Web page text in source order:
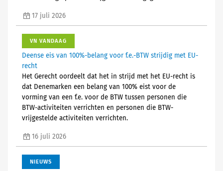
17 juli 2026
VN VANDAAG
Deense eis van 100%-belang voor f.e.-BTW strijdig met EU-
recht
Het Gerecht oordeelt dat het in strijd met het EU-recht is
dat Denemarken een belang van 100% eist voor de
vorming van een f.e. voor de BTW tussen personen die
BTW-activiteiten verrichten en personen die BTW-
vrijgestelde activiteiten verrichten.
16 juli 2026
NIEUWS